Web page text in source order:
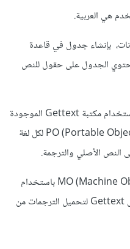
هي العربية.
بإنشاء جدول في قاعدة
الجدول على حقول للنص
لكن الطريقة الأفضل والإحترافية هي باستخدام مكتبة Gettext الموجودة
في PHP، ستعمل على إنشاء ملفات PO (Portable Object) لكل لغة
ثم تحويل ملفات PO إلى ملفات MO (Machine Object) باستخدام
الأمر msgfmt، بعد ذلك استخدم دوال Gettext لتحميل الترجمات من